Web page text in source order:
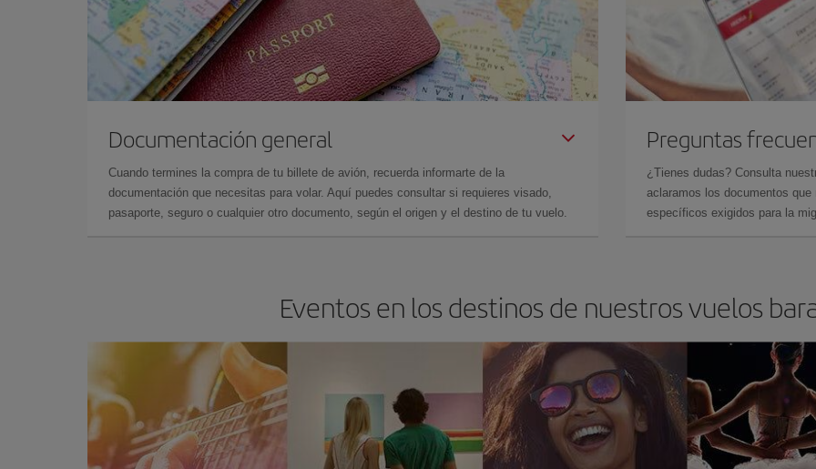
Documentación general
Cuando termines la compra de tu billete de avión, recuerda informarte de la
documentación que necesitas para volar. Aquí puedes consultar si requieres visado,
pasaporte, seguro o cualquier otro documento, según el origen y el destino de tu vuelo.
Preguntas
¿Tienes dudas? Consulta
aclaramos los documentos
específicos exigidos para la
Eventos en los destinos de nuestros vuelos